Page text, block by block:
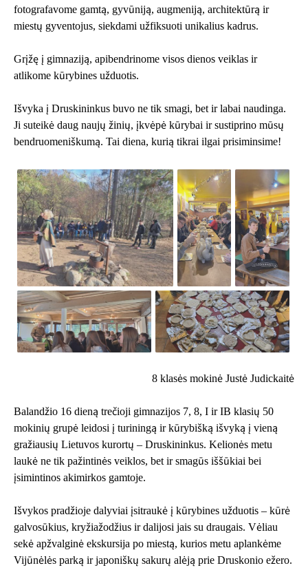
fotografavome gamtą, gyvūniją, augmeniją, architektūrą ir
miestų gyventojus, siekdami užfiksuoti unikalius kadrus.
Grįžę į gimnaziją, apibendrinome visos dienos veiklas ir
atlikome kūrybines užduotis.
Išvyka į Druskininkus buvo ne tik smagi, bet ir labai naudinga.
Ji suteikė daug naujų žinių, įkvėpė kūrybai ir sustiprino mūsų
bendruomeniškumą. Tai diena, kurią tikrai ilgai prisiminsime!
8 klasės mokinė Justė Judickaitė
Balandžio 16 dieną trečioji gimnazijos 7, 8, I ir IB klasių 50
mokinių grupė leidosi į turiningą ir kūrybišką išvyką į vieną
gražiausių Lietuvos kurortų – Druskininkus. Kelionės metu
laukė ne tik pažintinės veiklos, bet ir smagūs iššūkiai bei
įsimintinos akimirkos gamtoje.
Išvykos pradžioje dalyviai įsitraukė į kūrybines užduotis – kūrė
galvosūkius, kryžiažodžius ir dalijosi jais su draugais. Vėliau
sekė apžvalginė ekskursija po miestą, kurios metu aplankėme
Vijūnėlės parką ir japoniškų sakurų alėją prie Druskonio ežero.